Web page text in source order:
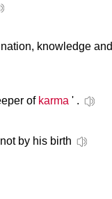
knowledge and
of karma ' .
by his birth